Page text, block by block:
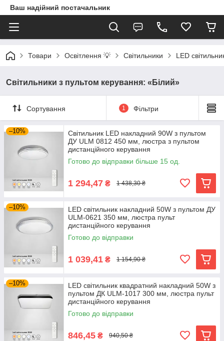
Ваш надійний постачальник
Товари Освітлення 💡 Світильники LED
Світильники з пультом керування: «Білий»
Сортування 1 Фільтри
–10%
Світильник LED накладний 90W з пультом
ДУ ULM 0812 450 мм, люстра з пультом
дистанційного керування
Готово до відправки більше 15 од.
1 294,47 ₴ 1 438,30 ₴
–10%
LED світильник накладний 50W з пультом ДУ
ULM-0621 350 мм, люстра пульт
дистанційного керування
Готово до відправки
1 039,41 ₴ 1 154,90 ₴
–10%
LED світильник квадратний накладний 50W з
пультом ДК ULM-1017 300 мм, люстра пульт
дистанційного керування
Готово до відправки
846,45 ₴ 940,50 ₴